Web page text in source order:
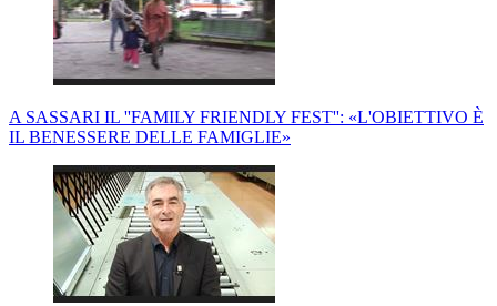
A SASSARI IL ''FAMILY FRIENDLY FEST'': «L'OBIETTIVO È
IL BENESSERE DELLE FAMIGLIE»